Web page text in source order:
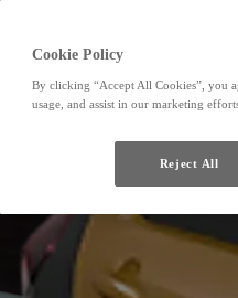
Cookie Policy
By clicking “Accept All Cookies”, you
usage, and assist in our marketing
Reject All